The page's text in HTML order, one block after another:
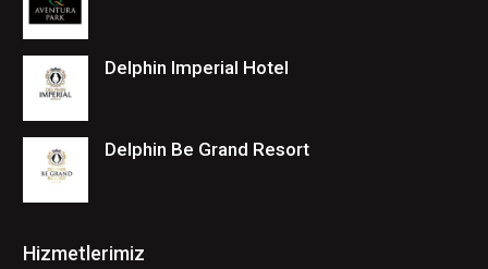
Delphin Imperial Hotel
Delphin Be Grand Resort
Hizmetlerimiz